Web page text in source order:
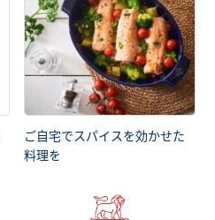
ご自宅でスパイスを効かせた
料理を